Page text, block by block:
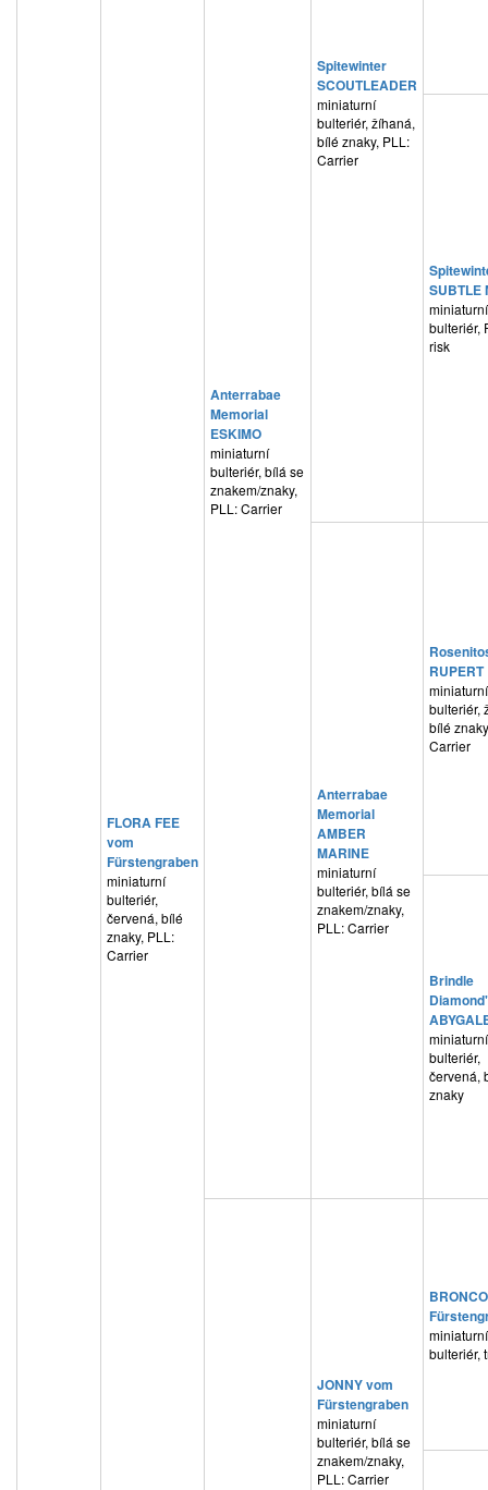
FLORA FEE
vom
Fürstengraben
miniaturní
bulteriér,
červená, bílé
znaky, PLL:
Carrier
Anterrabae
Memorial
ESKIMO
miniaturní
bulteriér, bílá se
znakem/znaky,
PLL: Carrier
Spitewinter
SCOUTLEADER
miniaturní
bulteriér, žíhaná,
bílé znaky, PLL:
Carrier
SUBTLE
miniaturní
bulteriér,
risk
Anterrabae
Memorial
AMBER
MARINE
miniaturní
bulteriér, bílá se
znakem/znaky,
PLL: Carrier
RUPERT
miniaturní
bulteriér,
bílé
Carrier
Brindle
miniaturní
bulteriér,
červená,
znaky
JONNY vom
Fürstengraben
miniaturní
bulteriér, bílá se
znakem/znaky,
PLL: Carrier
miniaturní
bulteriér,